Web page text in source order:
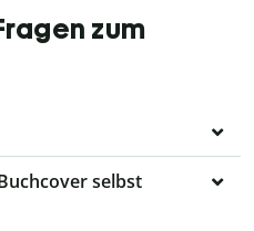
zum
selbst